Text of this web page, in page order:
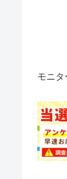
モニタ